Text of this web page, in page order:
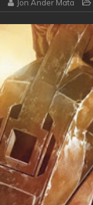
Jon Ander Mata